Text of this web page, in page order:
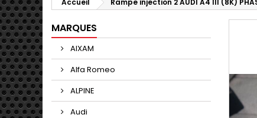
Accueil Rampe injection 2 AUDI A4 III (8K)
MARQUES
AIXAM
Alfa Romeo
ALPINE
Audi